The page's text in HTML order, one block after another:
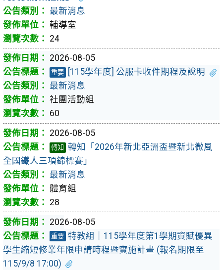
最新消息
輔導室
24
2026-08-05
重要
[115學年度] 公服卡收件期程及說明
最新消息
社團活動組
60
2026-08-05
轉知
轉知「2026年新北亞洲盃暨新北微風
全國鐵人三項錦標賽」
最新消息
體育組
28
2026-08-05
重要 特教組｜115學年度第1學期資賦優異
學生縮短修業年限申請時程暨實施計畫 (報名期限至
115/9/8 17:00)